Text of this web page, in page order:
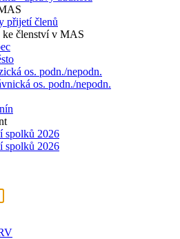
přijetí členů
ke členství v MAS
os. podn./nepodn.
os. podn./nepodn.
spolků 2026
spolků 2026